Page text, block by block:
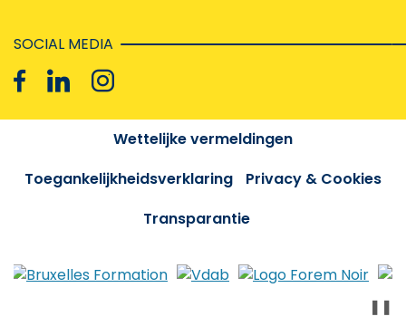
SOCIAL MEDIA
Wettelijke vermeldingen
Toegankelijkheidsverklaring
Privacy & Cookies
Transparantie
❚❚